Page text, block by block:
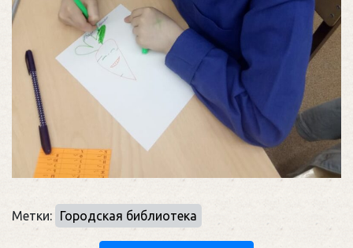
Метки: Городская библиотека